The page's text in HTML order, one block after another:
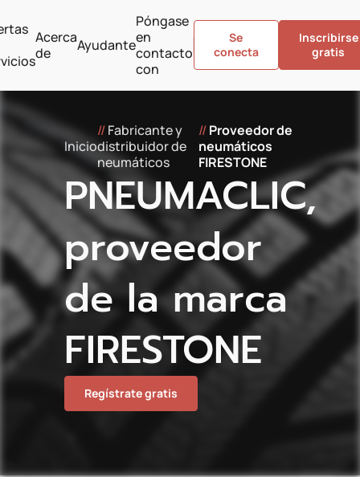
Acerca
de
Ayudante
Póngase
en
contacto
con
Se
conecta
Inscribirse
gratis
Inicio
//Fabricante y
distribuidor de
neumáticos
//Proveedor de
neumáticos
FIRESTONE
PNEUMACLIC,
proveedor
de la marca
FIRESTONE
Regístrate gratis